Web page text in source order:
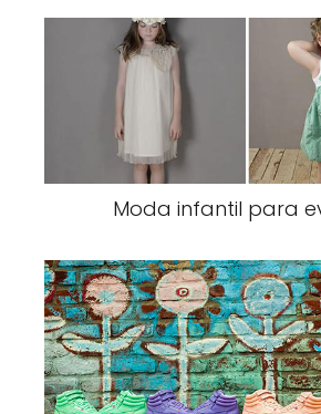
Moda infantil para